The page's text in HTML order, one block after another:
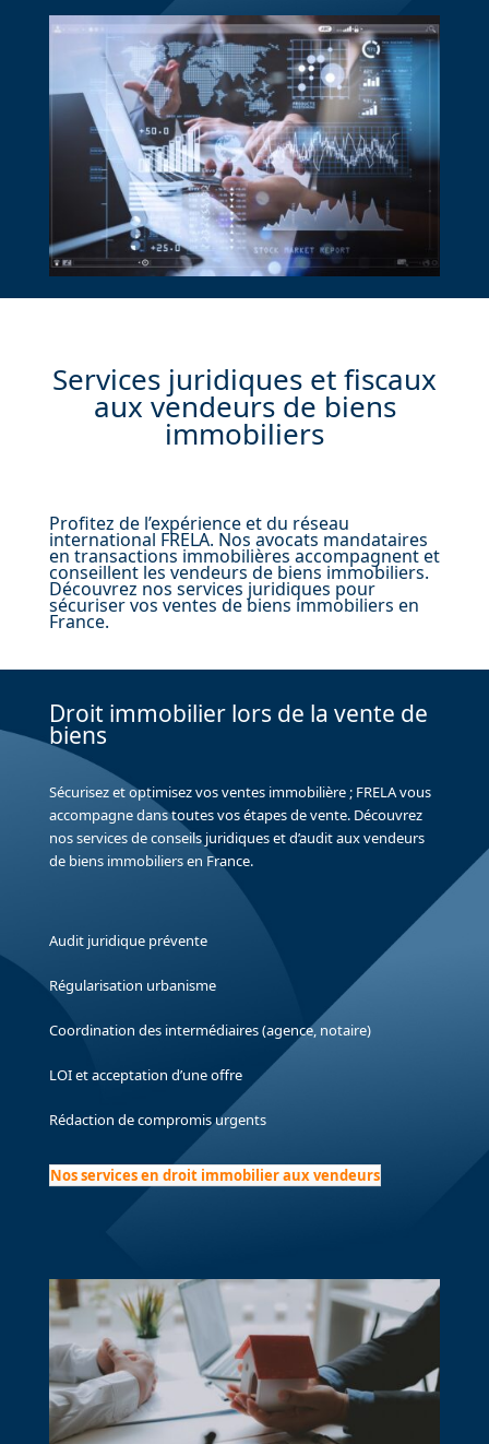
Services juridiques et fiscaux
aux vendeurs de biens
immobiliers
Profitez de l’expérience et du réseau
international FRELA. Nos avocats mandataires
en transactions immobilières accompagnent et
conseillent les vendeurs de biens immobiliers.
Découvrez nos services juridiques pour
sécuriser vos ventes de biens immobiliers en
France.
Droit immobilier lors de la vente de
biens
Sécurisez et optimisez vos ventes immobilière ; FRELA vous
accompagne dans toutes vos étapes de vente. Découvrez
nos services de conseils juridiques et d’audit aux vendeurs
de biens immobiliers en France.
Audit juridique prévente
Régularisation urbanisme
Coordination des intermédiaires (agence, notaire)
LOI et acceptation d’une offre
Rédaction de compromis urgents
Nos services en droit immobilier aux vendeurs